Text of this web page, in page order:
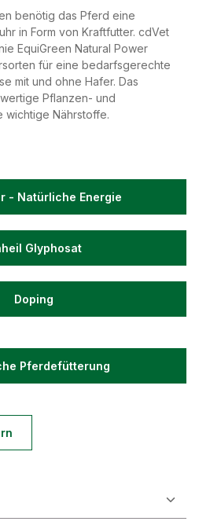
benötig das Pferd eine
in Form von Kraftfutter. cdVet
EquiGreen Natural Power
für eine bedarfsgerechte
mit und ohne Hafer. Das
Pflanzen- und
wichtige Nährstoffe.
- Natürliche Energie
Glyphosat
Doping
Pferdefütterung